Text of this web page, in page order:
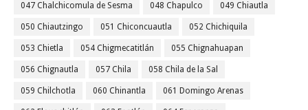
047 Chalchicomula de Sesma 048 Chapulco 049 Chiautla
050 Chiautzingo 051 Chiconcuautla 052 Chichiquila
053 Chietla 054 Chigmecatitlán 055 Chignahuapan
056 Chignautla 057 Chila 058 Chila de la Sal
059 Chilchotla 060 Chinantla 061 Domingo Arenas